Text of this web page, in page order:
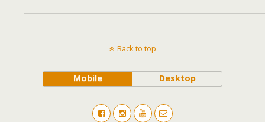
Back to top
Mobile Desktop